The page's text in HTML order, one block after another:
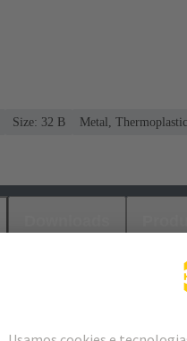
Size: 32 B Metal, Thermoplastic